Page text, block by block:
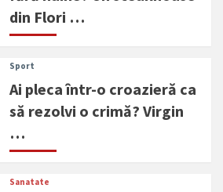
din Flori …
Sport
Ai pleca într-o croazieră ca
să rezolvi o crimă? Virgin
…
Sanatate